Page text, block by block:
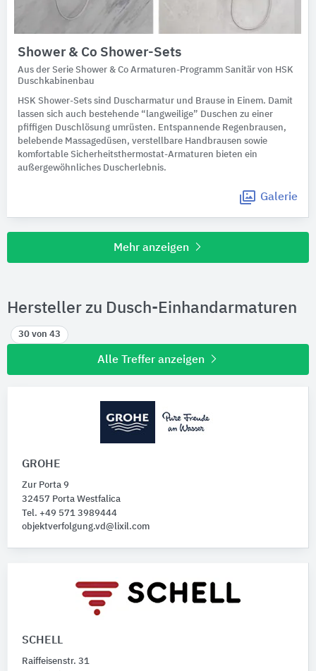
Shower & Co Shower-Sets
Aus der Serie Shower & Co Armaturen-Programm Sanitär von HSK
Duschkabinenbau
HSK Shower-Sets sind Duscharmatur und Brause in Einem. Damit
lassen sich auch bestehende “langweilige” Duschen zu einer
pfiffigen Duschlösung umrüsten. Entspannende Regenbrausen,
belebende Massagedüsen, verstellbare Handbrausen sowie
komfortable Sicherheitsthermostat-Armaturen bieten ein
außergewöhnliches Duscherlebnis.
Galerie
Mehr anzeigen
Hersteller zu Dusch-Einhandarmaturen
30 von 43
Alle Treffer anzeigen
GROHE
Zur Porta 9
32457 Porta Westfalica
Tel. +49 571 3989444
objektverfolgung.vd@lixil.com
SCHELL
Raiffeisenstr. 31